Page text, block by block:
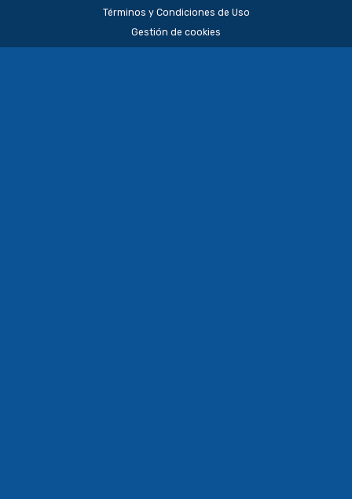
Términos y Condiciones de Uso
Gestión de cookies